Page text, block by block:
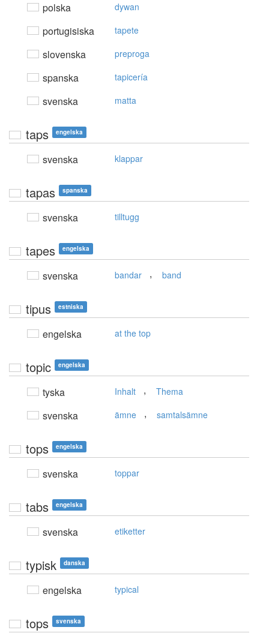
polska dywan
portugisiska tapete
slovenska preproga
spanska tapicería
svenska matta
taps engelska
svenska klappar
tapas spanska
svenska tilltugg
tapes engelska
svenska bandar , band
tipus estniska
engelska at the top
topic engelska
tyska Inhalt , Thema
svenska ämne , samtalsämne
tops engelska
svenska toppar
tabs engelska
svenska etiketter
typisk danska
engelska typical
tops svenska